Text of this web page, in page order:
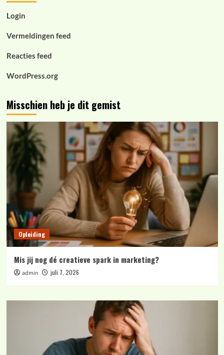
Login
Vermeldingen feed
Reacties feed
WordPress.org
Misschien heb je dit gemist
Opleiding
Mis jij nog dé creatieve spark in marketing?
admin juli 7, 2026